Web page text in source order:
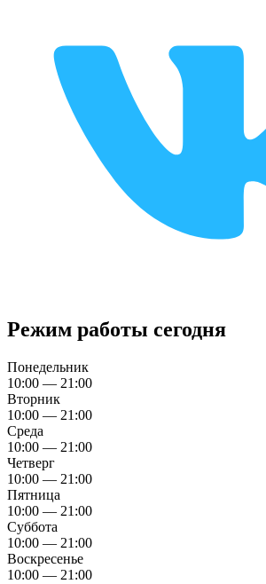
Режим работы сегодня
Понедельник
10:00 — 21:00
Вторник
10:00 — 21:00
Среда
10:00 — 21:00
Четверг
10:00 — 21:00
Пятница
10:00 — 21:00
Суббота
10:00 — 21:00
Воскресенье
10:00 — 21:00